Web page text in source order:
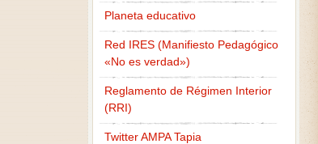
Planeta educativo
Red IRES (Manifiesto Pedagógico
«No es verdad»)
Reglamento de Régimen Interior
(RRI)
Twitter AMPA Tapia